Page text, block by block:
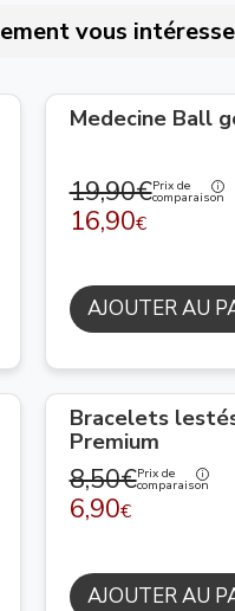
vous
Medecine Ball
19,90€Prix de
comparaison
16,90€
AJOUTER AU
Bracelets
Premium
8,50€Prix de
comparaison
6,90€
AJOUTER AU